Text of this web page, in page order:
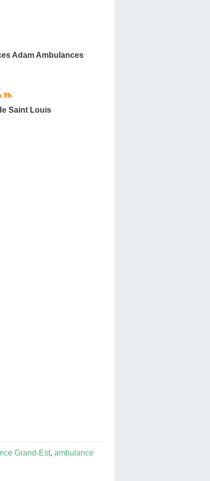
Adam Ambulances
9h
Saint Louis
Grand-Est, ambulance